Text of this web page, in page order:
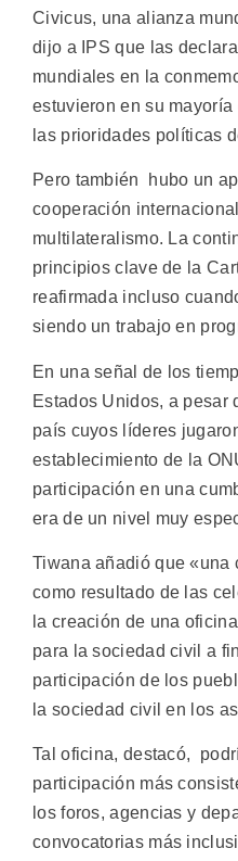
Civicus, una alianza
dijo a IPS que las
mundiales en la
estuvieron en su
las prioridades políticas
Pero también hubo un
cooperación
multilateralismo. La
principios clave de la
reafirmada incluso
siendo un trabajo en
En una señal de los
Estados Unidos, a pesar
país cuyos líderes
establecimiento de la
participación en una
era de un nivel muy
Tiwana añadió que «una
como resultado de las
la creación de una
para la sociedad civil a
participación de los
la sociedad civil en los
Tal oficina, destacó,
participación más
los foros, agencias y
convocatorias más